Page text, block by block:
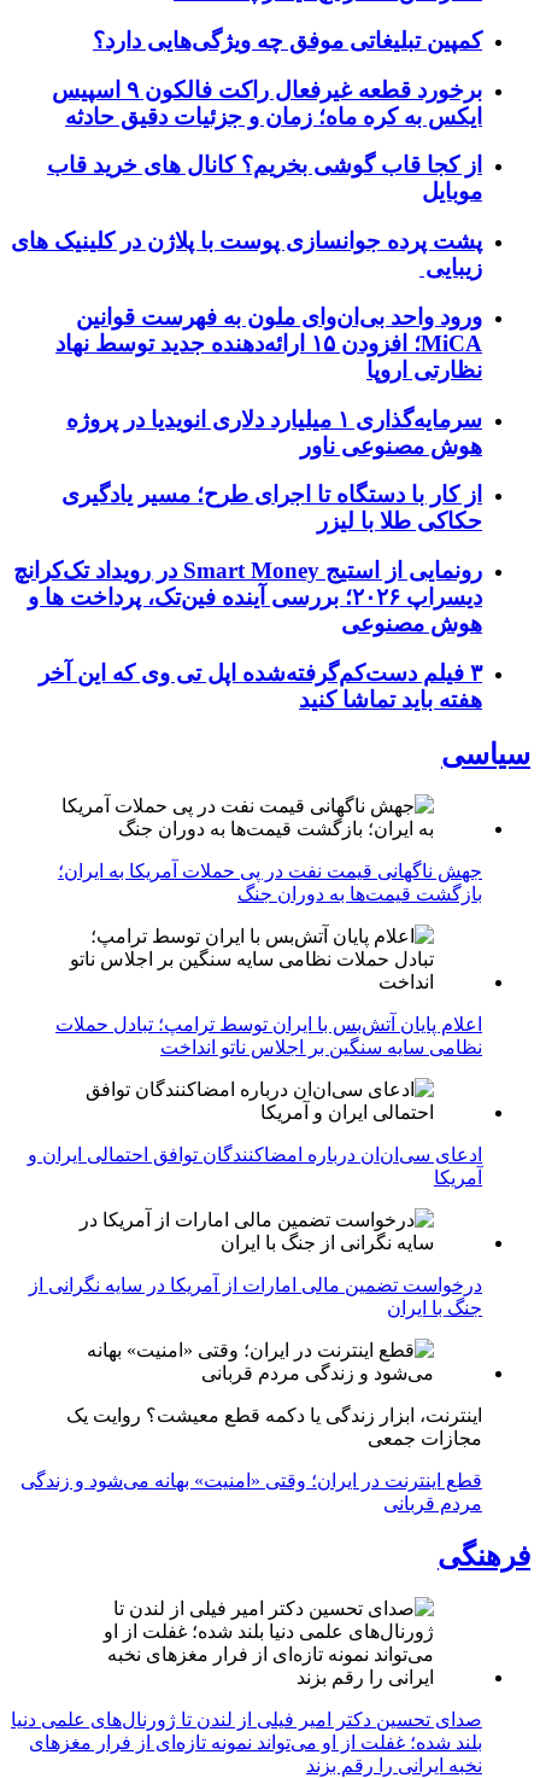
کمپین تبلیغاتی موفق چه ویژگی‌هایی دارد؟
برخورد قطعه غیرفعال راکت فالکون ۹ اسپیس
ایکس به کره ماه؛ زمان و جزئیات دقیق حادثه
از کجا قاب گوشی بخریم؟ کانال های خرید قاب
موبایل
پشت پرده جوانسازی پوست با پلاژن در کلینیک های
زیبایی
ورود واحد بی‌ان‌وای ملون به فهرست قوانین
MiCA؛ افزودن ۱۵ ارائه‌دهنده جدید توسط نهاد
نظارتی اروپا
سرمایه‌گذاری ۱ میلیارد دلاری انویدیا در پروژه
هوش مصنوعی ناور
از کار با دستگاه تا اجرای طرح؛ مسیر یادگیری
حکاکی طلا با لیزر
رونمایی از استیج Smart Money در رویداد تک‌کرانچ
دیسراپ ۲۰۲۶؛ بررسی آینده فین‌تک، پرداخت‌ ها و
هوش مصنوعی
۳ فیلم دست‌کم‌گرفته‌شده اپل تی وی که این آخر
هفته باید تماشا کنید
سیاسی
جهش ناگهانی قیمت نفت در پی حملات آمریکا به ایران؛
بازگشت قیمت‌ها به دوران جنگ
اعلام پایان آتش‌بس با ایران توسط ترامپ؛ تبادل حملات
نظامی سایه سنگین بر اجلاس ناتو انداخت
ادعای سی‌ان‌ان درباره امضاکنندگان توافق احتمالی ایران و
آمریکا
درخواست تضمین مالی امارات از آمریکا در سایه نگرانی از
جنگ با ایران
اینترنت، ابزار زندگی یا دکمه قطع معیشت؟ روایت یک
مجازات جمعی
قطع اینترنت در ایران؛ وقتی «امنیت» بهانه می‌شود و زندگی
مردم قربانی
فرهنگی
صدای تحسین دکتر امیر فیلی از لندن تا ژورنال‌های علمی دنیا
بلند شده؛ غفلت از او می‌تواند نمونه تازه‌ای از فرار مغزهای
نخبه ایرانی را رقم بزند